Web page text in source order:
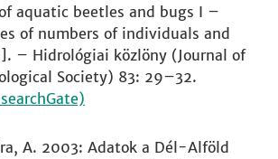
aquatic beetles and bugs I –
of numbers of individuals and
– Hidrológiai közlöny (Journal of
Society) 83: 29–32.
A. 2003: Adatok a Dél-Alföld